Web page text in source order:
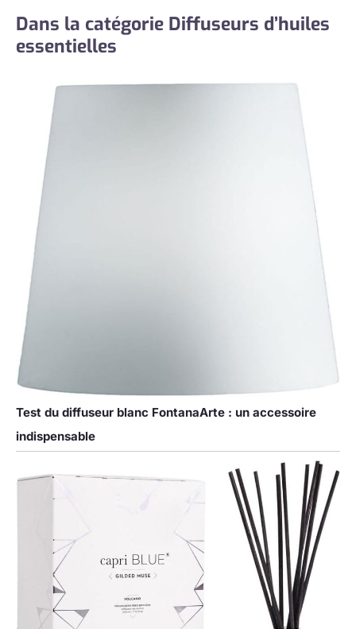
Dans la catégorie Diffuseurs d’huiles
essentielles
Test du diffuseur blanc FontanaArte : un accessoire
indispensable